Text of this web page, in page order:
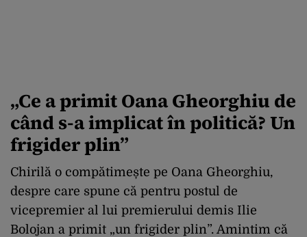
„Ce a primit Oana Gheorghiu de
când s-a implicat în politică? Un
frigider plin”
Chirilă o compătimește pe Oana Gheorghiu,
despre care spune că pentru postul de
vicepremier al lui premierului demis Ilie
Bolojan a primit „un frigider plin”. Amintim că